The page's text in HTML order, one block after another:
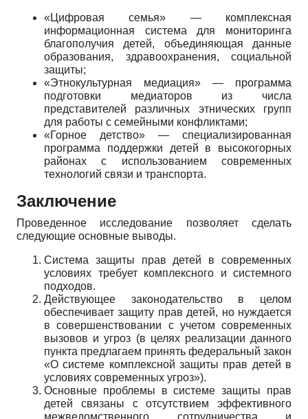
«Цифровая семья» — комплексная
информационная система для мониторинга
благополучия детей, объединяющая данные
образования, здравоохранения, социальной
защиты;
«Этнокультурная медиация» — программа
подготовки медиаторов из числа
представителей различных этнических групп
для работы с семейными конфликтами;
«Горное детство» — специализированная
программа поддержки детей в высокогорных
районах с использованием современных
технологий связи и транспорта.
Заключение
Проведенное исследование позволяет сделать
следующие основные выводы.
Система защиты прав детей в современных
условиях требует комплексного и системного
подходов.
Действующее законодательство в целом
обеспечивает защиту прав детей, но нуждается
в совершенствовании с учетом современных
вызовов и угроз (в целях реализации данного
пункта предлагаем принять федеральный закон
«О системе комплексной защиты прав детей в
условиях современных угроз»).
Основные проблемы в системе защиты прав
детей связаны с отсутствием эффективного
межведомственного сотрудничества и